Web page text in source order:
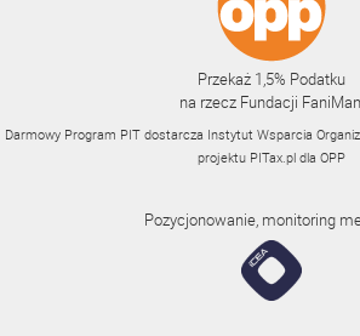
Przekaż 1,5% Podatku
na rzecz Fundacji
Darmowy Program PIT dostarcza Instytut Wsparcia
projektu PITax.pl dla OPP
Pozycjonowanie, monitoring